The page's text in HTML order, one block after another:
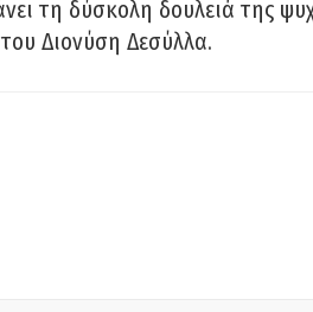
τη δύσκολη δουλειά της
Διονύση Δεσύλλα.